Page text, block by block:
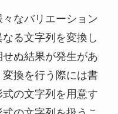
なバリエーション
る文字列を変換し
ぬ結果が発生があ
換を行う際には書
の文字列を用意す